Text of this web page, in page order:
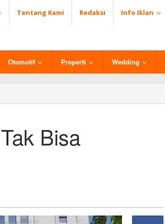
Tentang Kami Redaksi Info Iklan
Otomotif Properti Wedding
Bisa